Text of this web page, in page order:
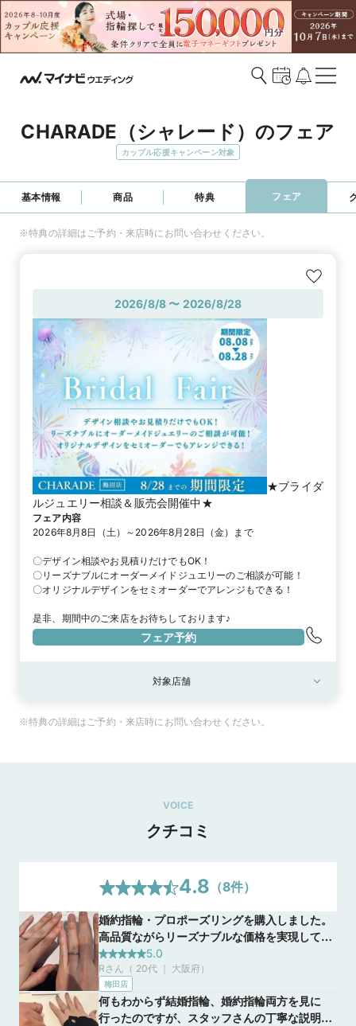
CHARADE（シャレード）のフェア
カップル応援キャンペーン対象
基本情報 商品 特典 フェア
※特典の詳細はご予約・来店時にお問い合わせください。
2026/8/8 〜 2026/8/28
★ブライダ
ルジュエリー相談＆販売会開催中★
フェア内容
2026年8月8日（土）～2026年8月28日（金）まで
〇デザイン相談やお見積りだけでもOK！
〇リーズナブルにオーダーメイドジュエリーのご相談が可能！
〇オリジナルデザインをセミオーダーでアレンジもできる！
是非、期間中のご来店をお待ちしております♪
フェア予約
対象店舗
※特典の詳細はご予約・来店時にお問い合わせください。
VOICE
クチコミ
4.8 （8件）
婚約指輪・プロポーズリングを購入しました。
高品質ながらリーズナブルな価格を実現してお
り、男性一人でも相談しやすいアットホームな
雰囲気も魅力でした。大阪駅から徒歩約7分で
アクセスも良く、プロポーズやブライダルリン
グ選びを親身にサポートしてくれます。
5.0
Rさん（ 20代 ｜ 大阪府）
梅田店
何もわからず結婚指輪、婚約指輪両方を見に
行ったのですが、スタッフさんの丁寧な説明を